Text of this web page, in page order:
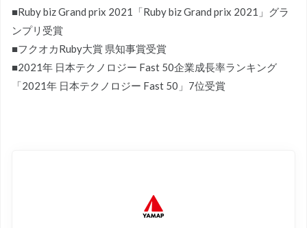
■Ruby biz Grand prix 2021「Ruby biz Grand prix 2021」グラ
ンプリ受賞
■フクオカRuby大賞 県知事賞受賞
■2021年 日本テクノロジー Fast 50企業成長率ランキング
「2021年 日本テクノロジー Fast 50」7位受賞